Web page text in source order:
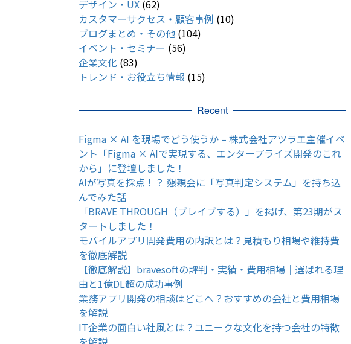
デザイン・UX (62)
カスタマーサクセス・顧客事例 (10)
ブログまとめ・その他 (104)
イベント・セミナー (56)
企業文化 (83)
トレンド・お役立ち情報 (15)
Recent
Figma × AI を現場でどう使うか – 株式会社アツラエ主催イベ
ント「Figma × AIで実現する、エンタープライズ開発のこれ
から」に登壇しました！
AIが写真を採点！？ 懇親会に「写真判定システム」を持ち込
んでみた話
「BRAVE THROUGH（ブレイブする）」を掲げ、第23期がス
タートしました！
モバイルアプリ開発費用の内訳とは？見積もり相場や維持費
を徹底解説
【徹底解説】bravesoftの評判・実績・費用相場｜選ばれる理
由と1億DL超の成功事例
業務アプリ開発の相談はどこへ？おすすめの会社と費用相場
を解説
IT企業の面白い社風とは？ユニークな文化を持つ会社の特徴